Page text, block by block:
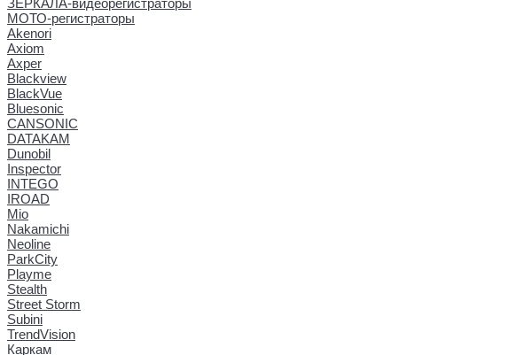
МОТО-регистраторы
Akenori
Axiom
Axper
Blackview
BlackVue
Bluesonic
CANSONIC
DATAKAM
Dunobil
Inspector
INTEGO
IROAD
Mio
Nakamichi
Neoline
ParkCity
Playme
Stealth
Street Storm
Subini
TrendVision
Каркам